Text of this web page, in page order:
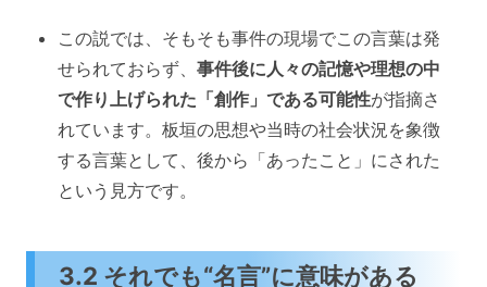
この説では、そもそも事件の現場でこの言葉は発
せられておらず、事件後に人々の記憶や理想の中
で作り上げられた「創作」である可能性が指摘さ
れています。板垣の思想や当時の社会状況を象徴
する言葉として、後から「あったこと」にされた
という見方です。
3.2 それでも“名言”に意味がある